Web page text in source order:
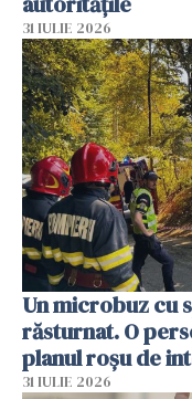
31 IULIE 2026
Un microbuz cu
răsturnat. O
planul roșu de
31 IULIE 2026